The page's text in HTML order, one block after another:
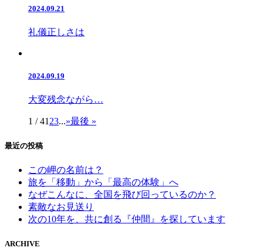
2024.09.21
礼儀正しさは
2024.09.19
大変残念ながら…
1 / 41 23...»最後 »
最近の投稿
この岬の名前は？
旅を「移動」から「最高の体験」へ
なぜこんなに、全国を飛び回っているのか？
素敵なお見送り
次の10年を、共に創る『仲間』を探しています
ARCHIVE